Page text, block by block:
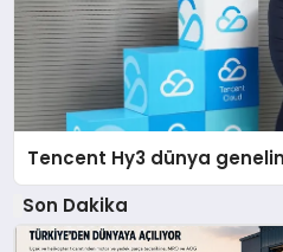
Tencent Hy3 dünya
Son Dakika